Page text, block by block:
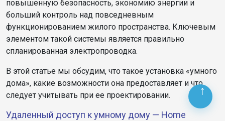
повышенную безопасность, экономию энергии и
больший контроль над повседневным
функционированием жилого пространства. Ключевым
элементом такой системы является правильно
спланированная электропроводка.
В этой статье мы обсудим, что такое установка «умного
дома», какие возможности она предоставляет и что
следует учитывать при ее проектировании.
Удаленный доступ к умному дому — Home